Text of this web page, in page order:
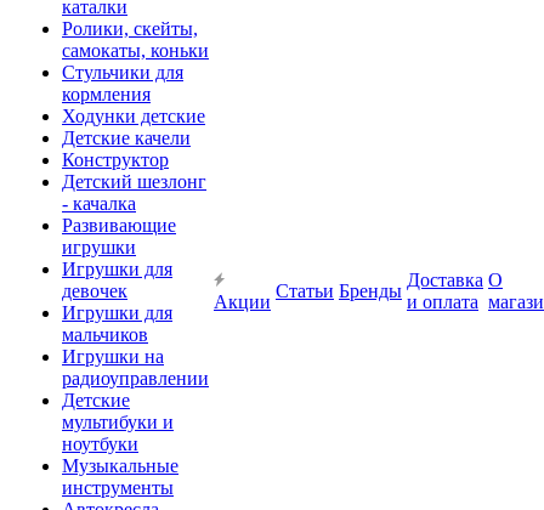
каталки
Ролики, скейты,
самокаты, коньки
Стульчики для
кормления
Ходунки детские
Детские качели
Конструктор
Детский шезлонг
- качалка
Развивающие
игрушки
Игрушки для
девочек
Игрушки для
мальчиков
Игрушки на
радиоуправлении
Детские
мультибуки и
ноутбуки
Музыкальные
инструменты
Акции
Статьи Бренды
Доставка
и оплата
О